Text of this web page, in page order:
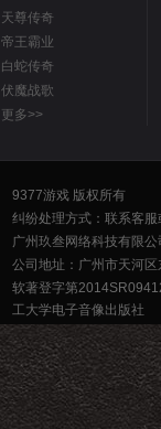
天尊传奇
帝王霸业
白蛇传奇
伏魔战歌
更多>>
9377游戏 版权所有
纠纷处理方式：联系客服
广州玖叁网络科技有限
公司地址：广州市天河
软著登字第
工大学电子音像出版社